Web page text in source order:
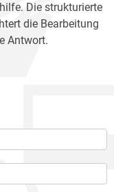
Die strukturierte
die Bearbeitung
Antwort.